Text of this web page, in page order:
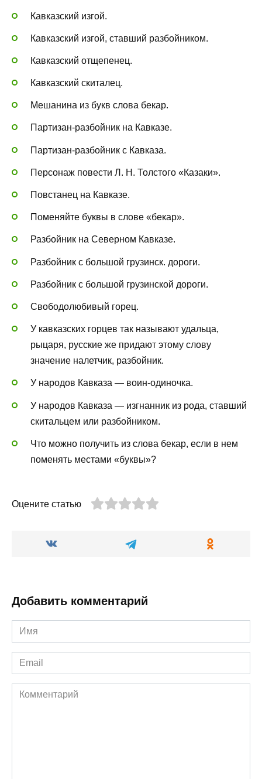
Кавказский изгой.
Кавказский изгой, ставший разбойником.
Кавказский отщепенец.
Кавказский скиталец.
Мешанина из букв слова бекар.
Партизан-разбойник на Кавказе.
Партизан-разбойник с Кавказа.
Персонаж повести Л. Н. Толстого «Казаки».
Повстанец на Кавказе.
Поменяйте буквы в слове «бекар».
Разбойник на Северном Кавказе.
Разбойник с большой грузинск. дороги.
Разбойник с большой грузинской дороги.
Свободолюбивый горец.
У кавказских горцев так называют удальца,
рыцаря, русские же придают этому слову
значение налетчик, разбойник.
У народов Кавказа — воин-одиночка.
У народов Кавказа — изгнанник из рода, ставший
скитальцем или разбойником.
Что можно получить из слова бекар, если в нем
поменять местами «буквы»?
Оцените статью
Добавить комментарий
Имя
*
Email
*
Комментарий